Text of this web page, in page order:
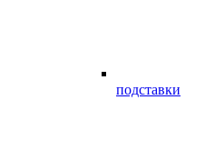
подставки